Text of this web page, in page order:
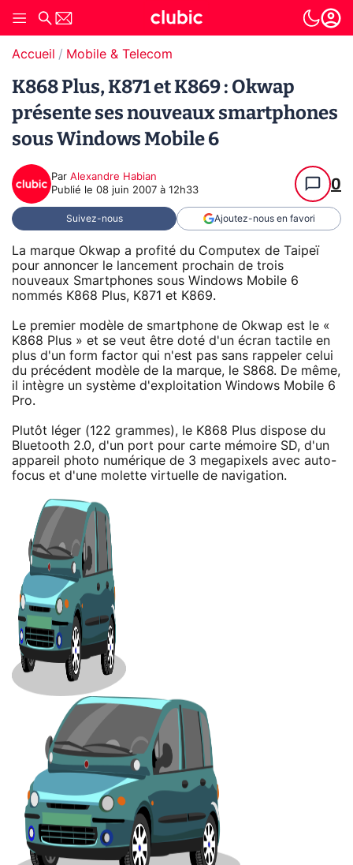
Accueil Mobile & Telecom
K868 Plus, K871 et K869 : Okwap
présente ses nouveaux smartphones
sous Windows Mobile 6
Par Alexandre Habian
Publié le 08 juin 2007 à 12h33 0
Suivez-nous Ajoutez-nous en favori
La marque Okwap a profité du Computex de Taipeï
pour annoncer le lancement prochain de trois
nouveaux Smartphones sous Windows Mobile 6
nommés K868 Plus, K871 et K869.
Le premier modèle de smartphone de Okwap est le «
K868 Plus » et se veut être doté d'un écran tactile en
plus d'un form factor qui n'est pas sans rappeler celui
du précédent modèle de la marque, le S868. De même,
il intègre un système d'exploitation Windows Mobile 6
Pro.
Plutôt léger (122 grammes), le K868 Plus dispose du
Bluetooth 2.0, d'un port pour carte mémoire SD, d'un
appareil photo numérique de 3 megapixels avec auto-
focus et d'une molette virtuelle de navigation.